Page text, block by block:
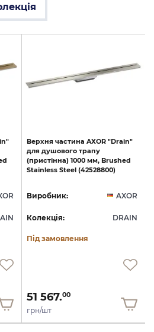
Верхня частина AXOR "Drain"
для душового трапу
(пристінна) 1000 мм, Brushed
Stainless Steel (42528800)
Виробник: AXOR
Колекція: DRAIN
Під замовлення
51 567.00
грн/шт